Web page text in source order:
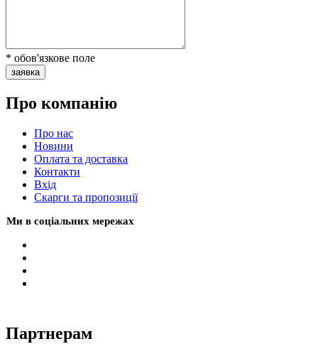
* обов'язкове поле
заявка
Про компанію
Про нас
Новини
Оплата та доставка
Контакти
Вхiд
Скарги та пропозиції
Ми в соціальних мережах
Партнерам